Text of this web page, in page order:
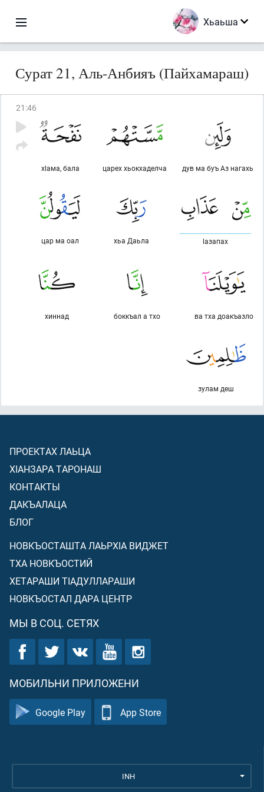
Хьаьша
Сурат 21, Аль-Анбияъ (Пайхамараш)
21 :46
дув ма буъ Аз нагахь
царех хьокхаделча
хlама, бала
lазапах
хьа Даьла
цар ма оал
ва тха доакъазло
боккъал а тхо
хиннад
зулам деш
ПРОЕКТАХ ЛАЬЦА
ХIАНЗАРА ТАРОНАШ
КОНТАКТЫ
ДАКЪАЛАЦА
БЛОГ
НОВКЪОСТАШТА ЛАЬРХIА ВИДЖЕТ
ТХА НОВКЪОСТИЙ
ХЕТАРАШИ ТIАДУЛЛАРАШИ
НОВКЪОСТАЛ ДАРА ЦЕНТР
МЫ В СОЦ. СЕТЯХ
МОБИЛЬНИ ПРИЛОЖЕНИ
Google Play App Store
INH